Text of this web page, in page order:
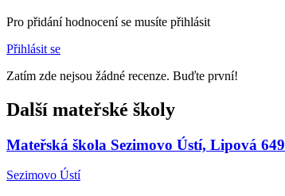
Pro přidání hodnocení se musíte přihlásit
Přihlásit se
Zatím zde nejsou žádné recenze. Buďte první!
Další mateřské školy
Mateřská škola Sezimovo Ústí, Lipová 649
Sezimovo Ústí